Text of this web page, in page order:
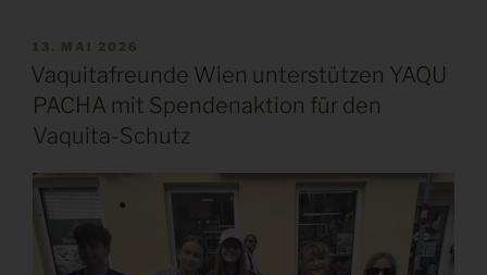
VERÖFFENTLICHT
AM
13. MAI 2026
Vaquitafreunde Wien unterstützen YAQU
PACHA mit Spendenaktion für den
Vaquita-Schutz